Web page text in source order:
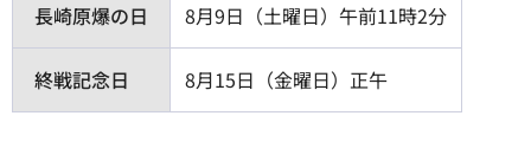
長崎原爆の日 8月9日（土曜日）午前11時2分
終戦記念日 8月15日（金曜日）正午